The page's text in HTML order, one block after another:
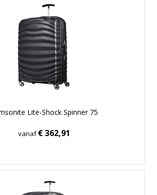
Lite-Shock Spinner 75
vanaf€ 362,91